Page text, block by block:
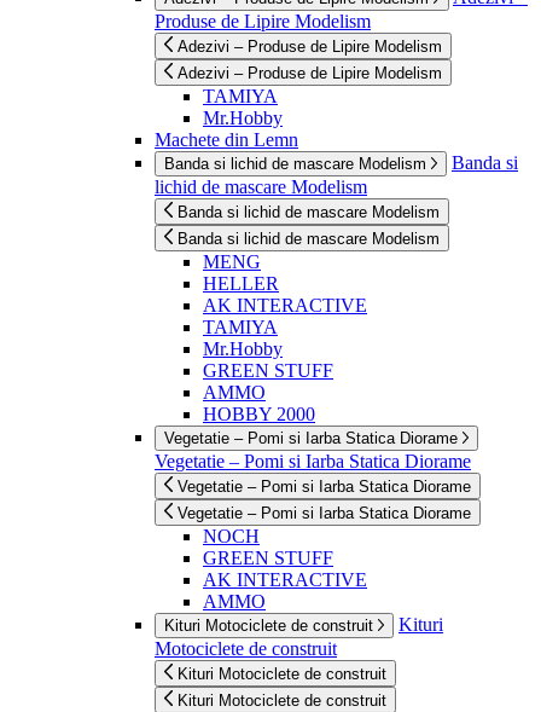
Produse de Lipire Modelism
Adezivi – Produse de Lipire Modelism
Adezivi – Produse de Lipire Modelism
TAMIYA
Mr.Hobby
Machete din Lemn
Banda si lichid de mascare Modelism
Banda si
lichid de mascare Modelism
Banda si lichid de mascare Modelism
Banda si lichid de mascare Modelism
MENG
HELLER
AK INTERACTIVE
TAMIYA
Mr.Hobby
GREEN STUFF
AMMO
HOBBY 2000
Vegetatie – Pomi si Iarba Statica Diorame
Vegetatie – Pomi si Iarba Statica Diorame
Vegetatie – Pomi si Iarba Statica Diorame
Vegetatie – Pomi si Iarba Statica Diorame
NOCH
GREEN STUFF
AK INTERACTIVE
AMMO
Kituri Motociclete de construit
Kituri
Motociclete de construit
Kituri Motociclete de construit
Kituri Motociclete de construit